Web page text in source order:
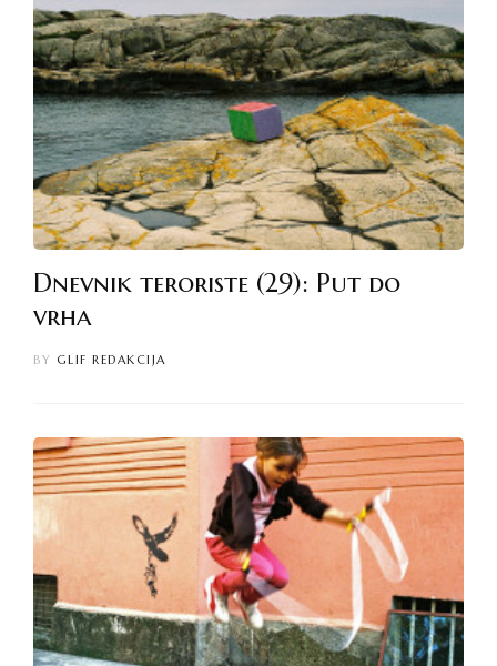
Dnevnik teroriste (29): Put do
vrha
BY GLIF REDAKCIJA